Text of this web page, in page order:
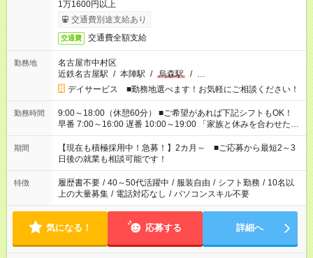
1万1600円以上
交通費別途支給あり
交通費 交通費全額支給
勤務地
名古屋市中村区
近鉄名古屋駅 / 本陣駅 / 烏森駅 / …
デイサービス ■勤務地選べます！お気軽にご相談ください！
勤務時間
9:00～18:00（休憩60分） ■ご希望があれば下記シフトもOK！
早番 7:00～16:00 遅番 10:00～19:00 「家族と休みを合わせた
い」 「余裕を持って夕飯の準備がしたい」 「できれば残業はし
たくない」 など、ご希望を教えてくださいね。 ※Wワーク希望
の方へ 今ご覧のお仕事で希望する勤務時間と、もう1つのお仕事
の勤務時間。 合計で週40時間を超える場合は応募できません。
期間
【現在も積極採用中！急募！】2カ月～ ■ご応募から最短2～3
日後の就業も相談可能です！
特徴 履歴書不要 / 40～50代活躍中 / 服装自由 / シフト勤務 / 10名以
上の大量募集 / 電話対応なし / パソコンスキル不要
気になる！ 応募する 詳細へ